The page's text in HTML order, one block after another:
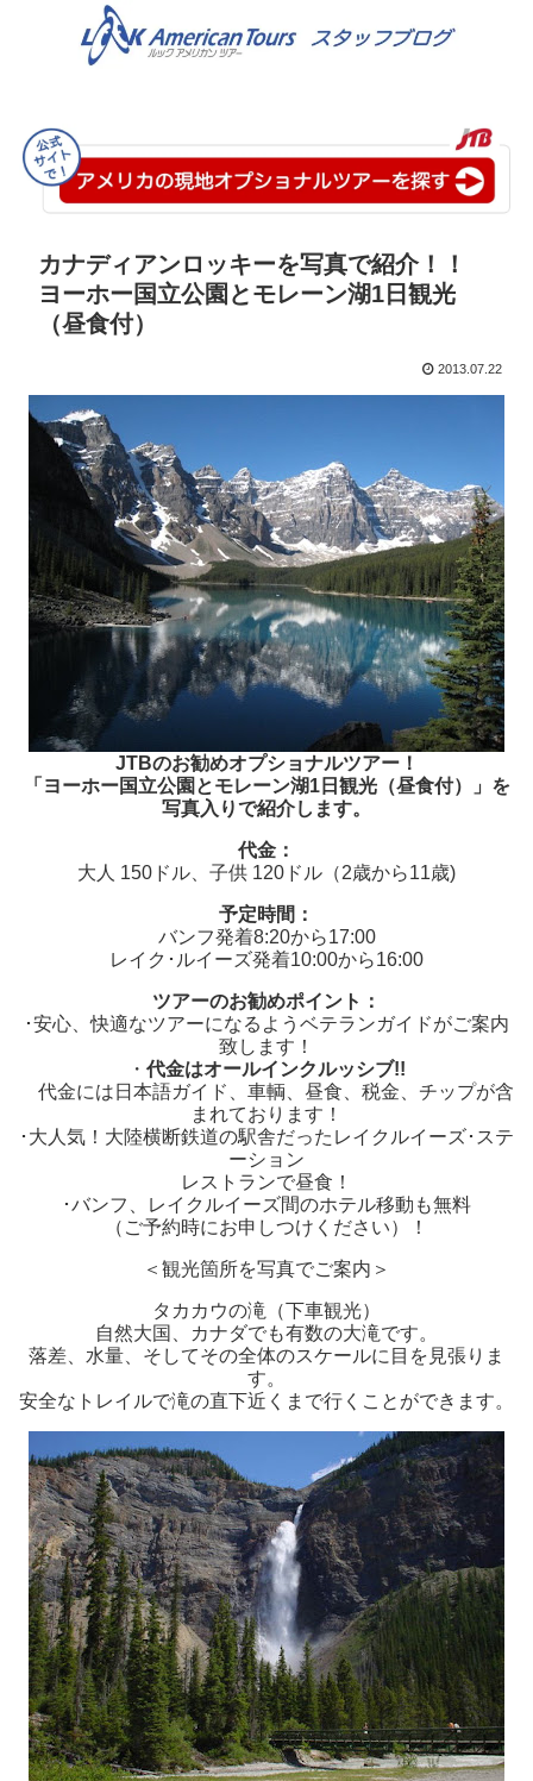
カナディアンロッキーを写真で紹介！！
ヨーホー国立公園とモレーン湖1日観光
（昼食付）
2013.07.22
JTBのお勧めオプショナルツアー！
「ヨーホー国立公園とモレーン湖1日観光（昼食付）」を
写真入りで紹介します。
代金：
大人 150ドル、子供 120ドル（2歳から11歳)
予定時間：
バンフ発着8:20から17:00
レイク･ルイーズ発着10:00から16:00
ツアーのお勧めポイント：
･安心、快適なツアーになるようベテランガイドがご案内
致します！
・ 代金はオールインクルッシブ!!
代金には日本語ガイド、車輌、昼食、税金、チップが含
まれております！
･大人気！大陸横断鉄道の駅舎だったレイクルイーズ･ステ
ーション
レストランで昼食！
･バンフ、レイクルイーズ間のホテル移動も無料
（ご予約時にお申しつけください）！
＜観光箇所を写真でご案内＞
タカカウの滝（下車観光）
自然大国、カナダでも有数の大滝です。
落差、水量、そしてその全体のスケールに目を見張りま
す。
安全なトレイルで滝の直下近くまで行くことができます。